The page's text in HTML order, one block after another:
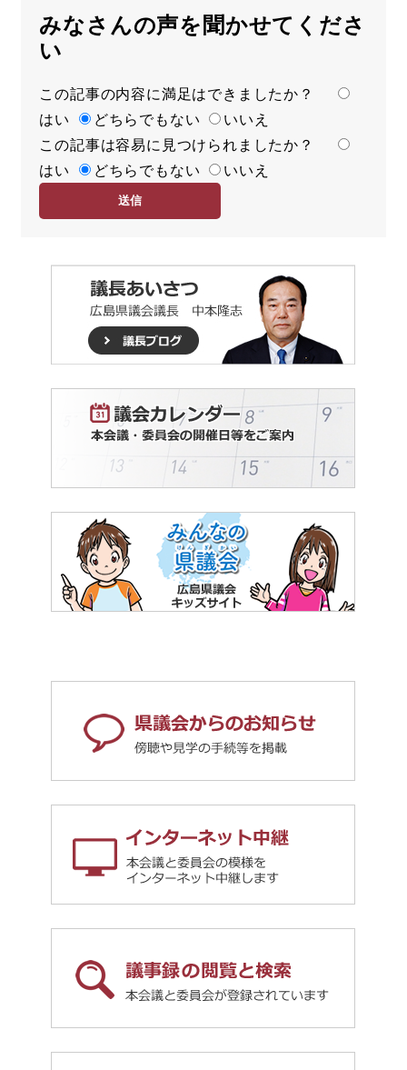
みなさんの声を聞かせてくださ
い
満
足
度
この記事の内容に満足はできましたか？
はい
どちらでもない
いいえ
容
易
この記事は容易に見つけられましたか？
はい
どちらでもない いいえ